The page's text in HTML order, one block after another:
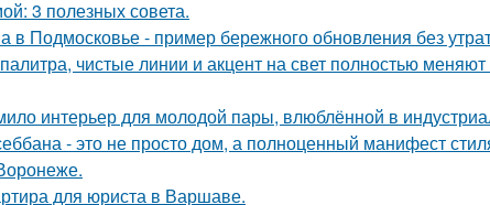
3 полезных совета.
в Подмосковье - пример бережного обновления без
чистые линии и акцент на свет полностью
интерьер для молодой пары, влюблённой в
- это не просто дом, а полноценный манифест
для юриста в Варшаве.